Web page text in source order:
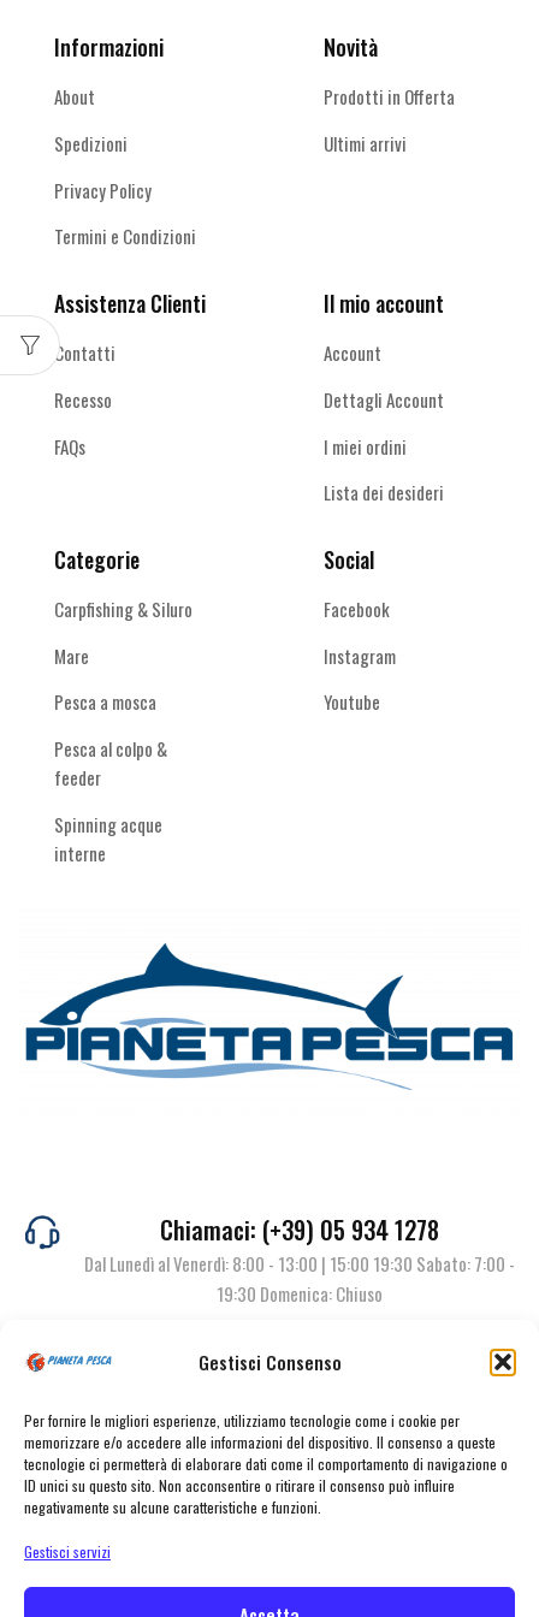
Gestisci Consenso
Per fornire le migliori esperienze, utilizziamo tecnologie come i cookie per
memorizzare e/o accedere alle informazioni del dispositivo. Il consenso a queste
tecnologie ci permetterà di elaborare dati come il comportamento di navigazione o
ID unici su questo sito. Non acconsentire o ritirare il consenso può influire
negativamente su alcune caratteristiche e funzioni.
Gestisci servizi
Informazioni
About
Spedizioni
Privacy Policy
Termini e Condizioni
Novità
Prodotti in Offerta
Ultimi arrivi
Assistenza Clienti
Contatti
Recesso
FAQs
Il mio account
Account
Dettagli Account
I miei ordini
Lista dei desideri
Categorie
Carpfishing & Siluro
Mare
Pesca a mosca
Pesca al colpo &
feeder
Spinning acque
interne
Social
Facebook
Instagram
Youtube
Chiamaci: (+39) 05 934 1278
Dal Lunedì al Venerdì: 8:00 - 13:00 | 15:00 19:30 Sabato: 7:00 -
19:30 Domenica: Chiuso